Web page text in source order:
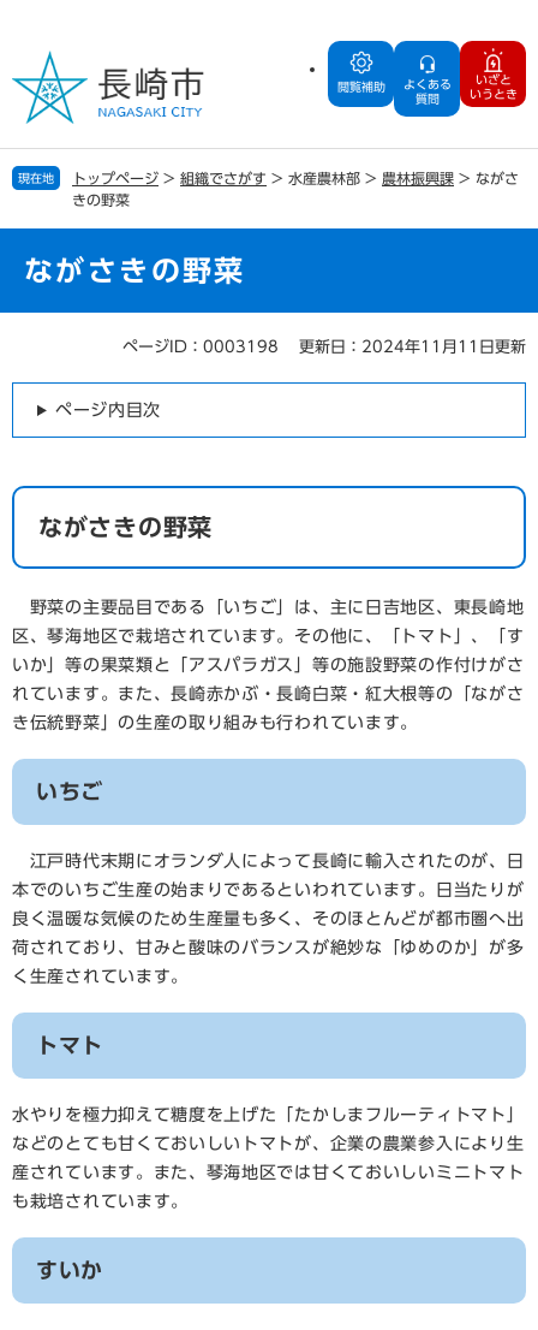
の
で
す
ー
ば
し
閲覧補助
よくある
質問
いざと
いうとき
現在地 トップページ > 組織でさがす > 水産農林部 > 農林振興課 > ながさ
きの野菜
ながさきの野菜
ページID：0003198 更新日：2024年11月11日更新
ページ内目次
ながさきの野菜
野菜の主要品目である「いちご」は、主に日吉地区、東長崎地
区、琴海地区で栽培されています。その他に、「トマト」、「す
いか」等の果菜類と「アスパラガス」等の施設野菜の作付けがさ
れています。また、長崎赤かぶ・長崎白菜・紅大根等の「ながさ
き伝統野菜」の生産の取り組みも行われています。
いちご
江戸時代末期にオランダ人によって長崎に輸入されたのが、日
本でのいちご生産の始まりであるといわれています。日当たりが
良く温暖な気候のため生産量も多く、そのほとんどが都市圏へ出
荷されており、甘みと酸味のバランスが絶妙な「ゆめのか」が多
く生産されています。
トマト
水やりを極力抑えて糖度を上げた「たかしまフルーティトマト」
などのとても甘くておいしいトマトが、企業の農業参入により生
産されています。また、琴海地区では甘くておいしいミニトマト
も栽培されています。
すいか